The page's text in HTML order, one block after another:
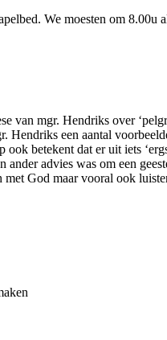
We moesten om 8.00u
van mgr. Hendriks over
Hendriks een aantal
betekent dat er uit iets
ander advies was om een
met God maar vooral ook